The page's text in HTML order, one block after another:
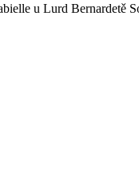
u Lurd Bernardetě